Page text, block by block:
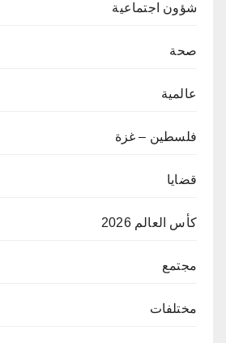
شؤون اجتماعية
صحة
عالمية
فلسطين – غزة
قضايا
كأس العالم 2026
مجتمع
مختلفات